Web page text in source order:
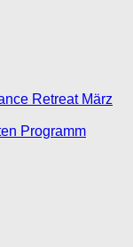
Retreat März
Programm